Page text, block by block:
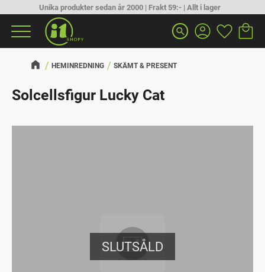
Meny
Unika produkter sedan år 2000 | Frakt 59:- | Allt i lager
search
HEMINREDNING SKÄMT & PRESENT
Solcellsfigur Lucky Cat
SLUTSÅLD